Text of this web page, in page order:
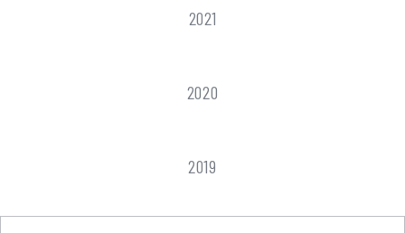
2021
2020
2019